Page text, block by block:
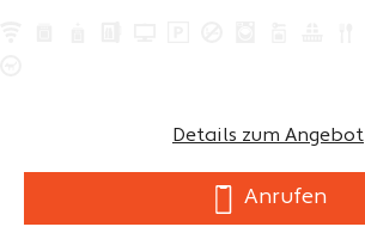
Details zum Angebot
Anrufen